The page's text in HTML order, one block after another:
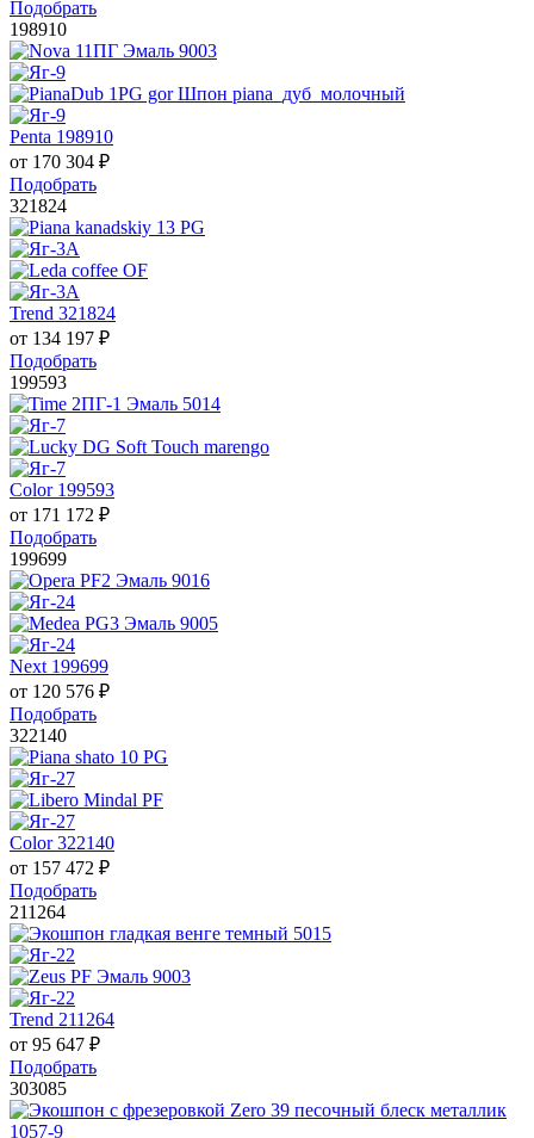
Подобрать
198910
Penta 198910
от 170 304 ₽
Подобрать
321824
Trend 321824
от 134 197 ₽
Подобрать
199593
Color 199593
от 171 172 ₽
Подобрать
199699
Next 199699
от 120 576 ₽
Подобрать
322140
Color 322140
от 157 472 ₽
Подобрать
211264
Trend 211264
от 95 647 ₽
Подобрать
303085